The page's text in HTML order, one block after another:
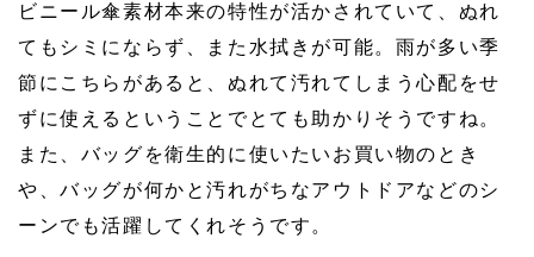
ビニール傘素材本来の特性が活かされていて、ぬれ
てもシミにならず、また水拭きが可能。雨が多い季
節にこちらがあると、ぬれて汚れてしまう心配をせ
ずに使えるということでとても助かりそうですね。
また、バッグを衛生的に使いたいお買い物のとき
や、バッグが何かと汚れがちなアウトドアなどのシ
ーンでも活躍してくれそうです。